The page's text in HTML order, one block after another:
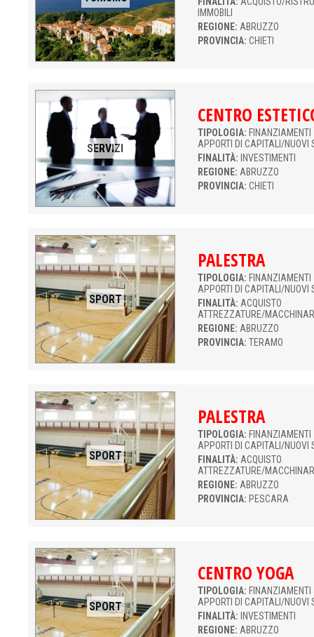
IMMOBILI
REGIONE: ABRUZZO
PROVINCIA: CHIETI
SERVIZI
CENTRO
TIPOLOGIA:
APPORTI DI CAPITALI/NUOVI
FINALITÀ: INVESTIMENTI
REGIONE: ABRUZZO
PROVINCIA: CHIETI
SPORT
PALESTRA
TIPOLOGIA:
APPORTI DI CAPITALI/NUOVI
FINALITÀ: ACQUISTO
ATTREZZATURE/
REGIONE: ABRUZZO
PROVINCIA: TERAMO
SPORT
PALESTRA
TIPOLOGIA:
APPORTI DI CAPITALI/NUOVI
FINALITÀ: ACQUISTO
ATTREZZATURE/
REGIONE: ABRUZZO
PROVINCIA: PESCARA
SPORT
CENTRO YOGA
TIPOLOGIA:
APPORTI DI CAPITALI/NUOVI
FINALITÀ: INVESTIMENTI
REGIONE: ABRUZZO